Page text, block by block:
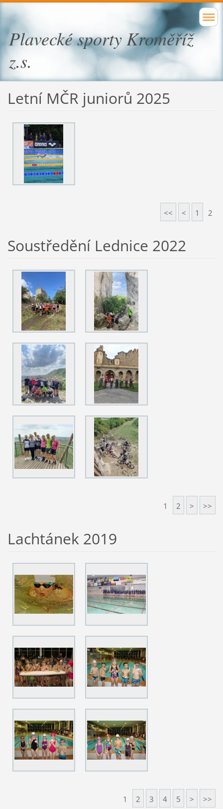
Plavecké sporty Kroměříž
z.s.
Letní MČR juniorů 2025
<< < 1 2
Soustředění Lednice 2022
1 2 > >>
Lachtánek 2019
1 2 3 4 5 > >>